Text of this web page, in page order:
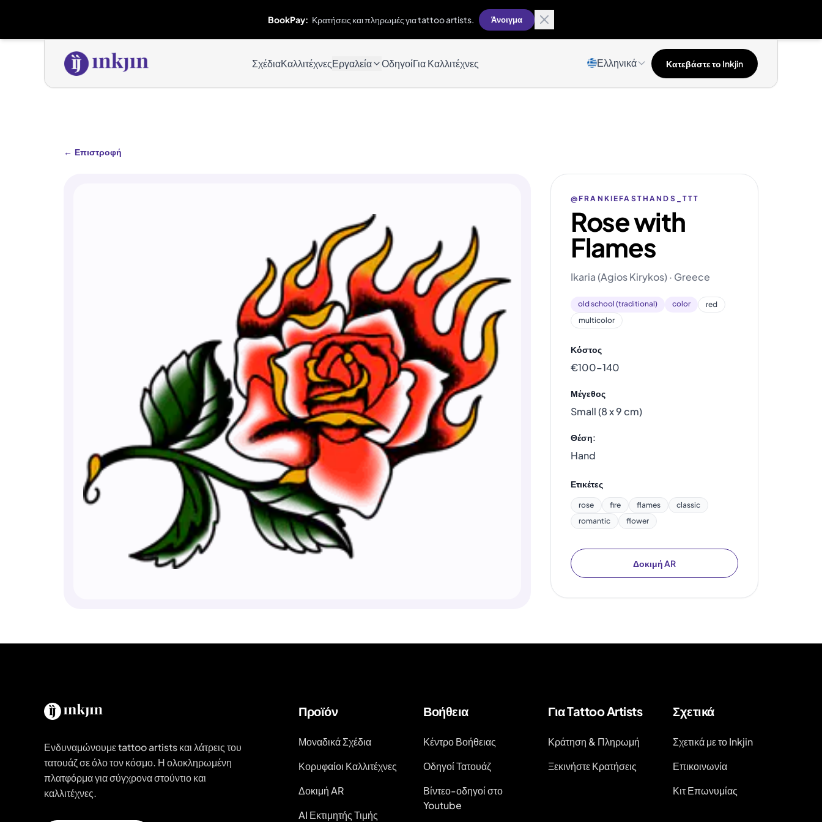
BookPay: Κρατήσεις και πληρωμές για tattoo artists. Άνοιγμα
ΣχέδιαΚαλλιτέχνεςΕργαλεία ΟδηγοίΓια Καλλιτέχνες Ελληνικά Κατεβάστε το Inkjin
← Επιστροφή
@FRANKIEFASTHANDS_TTT
Rose with
Flames
Ikaria (Agios Kirykos) · Greece
old school (traditional) color
red
multicolor
Κόστος
€100–140
Μέγεθος
Small (8 x 9 cm)
Θέση:
Hand
Ετικέτες
rose fire flames
classic
romantic
flower
Δοκιμή AR
Ενδυναμώνουμε tattoo artists και λάτρεις του
τατουάζ σε όλο τον κόσμο. Η ολοκληρωμένη
πλατφόρμα για σύγχρονα στούντιο και
καλλιτέχνες.
Προϊόν
Μοναδικά Σχέδια
Κορυφαίοι Καλλιτέχνες
Δοκιμή AR
AI Εκτιμητής Τιμής
Βοήθεια
Κέντρο Βοήθειας
Οδηγοί Τατουάζ
Βίντεο-οδηγοί στο
Youtube
Για Tattoo Artists
Κράτηση & Πληρωμή
Ξεκινήστε Κρατήσεις
Σχετικά
Σχετικά με το Inkjin
Επικοινωνία
Κιτ Επωνυμίας